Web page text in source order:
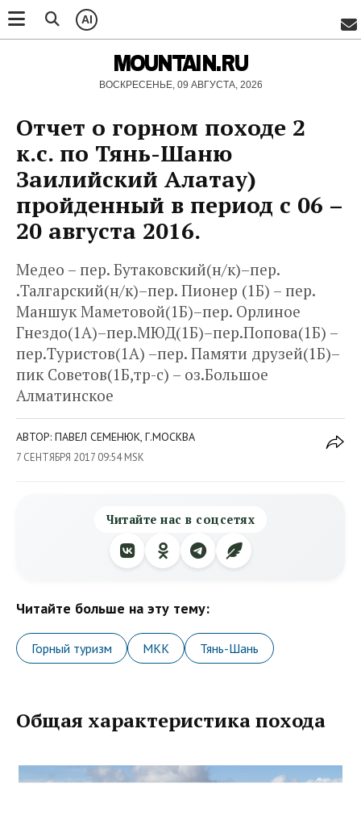
AI
MOUNTAIN.RU
ВОСКРЕСЕНЬЕ, 09 АВГУСТА, 2026
Отчет о горном походе 2
к.с. по Тянь-Шаню
Заилийский Алатау)
пройденный в период с 06 –
20 августа 2016.
Медео – пер. Бутаковский(н/к)–пер.
.Талгарский(н/к)–пер. Пионер (1Б) – пер.
Маншук Маметовой(1Б)–пер. Орлиное
Гнездо(1А)–пер.МЮД(1Б)–пер.Попова(1Б) –
пер.Туристов(1А) –пер. Памяти друзей(1Б)–
пик Советов(1Б,тр-с) – оз.Большое
Алматинское
АВТОР: ПАВЕЛ СЕМЕНЮК, Г.МОСКВА
7 СЕНТЯБРЯ 2017 09:54 MSK
Читайте нас в соцсетях
Читайте больше на эту тему:
Горный туризм МКК Тянь-Шань
Общая характеристика похода